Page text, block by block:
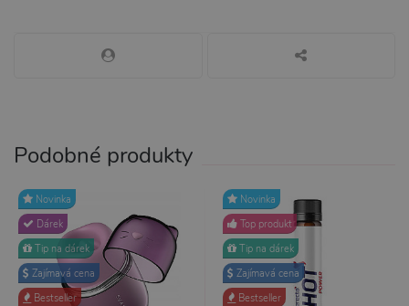
Podobné produkty
Novinka
Dárek
Tip na dárek
Zajímavá cena
Bestseller
Novinka
Top produkt
Tip na dárek
Zajímavá cena
Bestseller